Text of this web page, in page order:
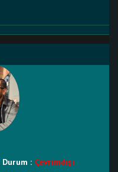
Durum : Çevrimdışı